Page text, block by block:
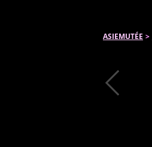
ASIEMUTÉE >